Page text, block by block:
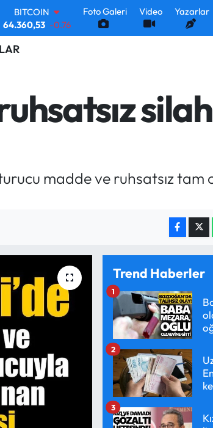
BITCOIN
64.360,53 -0.76
DOLAR
47,7069
64,1897
GRAM ALTIN
6618.49 2.12
Foto Galeri Video Yazarlar
silah
madde ve ruhsatsız tam
Trend Haberler
1
2
3